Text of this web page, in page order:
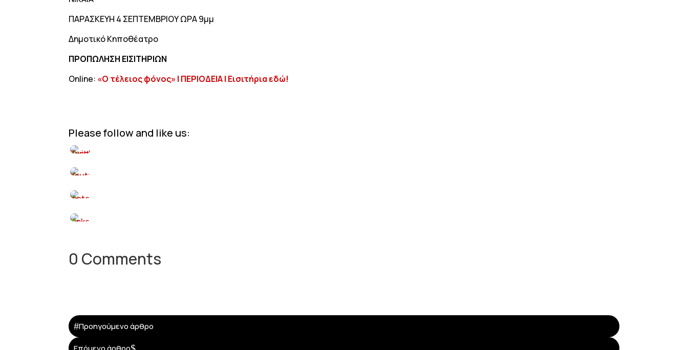
ΠΑΡΑΣΚΕΥΗ 4 ΣΕΠΤΕΜΒΡΙΟΥ ΩΡΑ 9μμ
Δημοτικό Κηποθέατρο
ΠΡΟΠΩΛΗΣΗ ΕΙΣΙΤΗΡΙΩΝ
Online: «Ο τέλειος φόνος» | ΠΕΡΙΟΔΕΙΑ | Εισιτήρια εδώ!
Please follow and like us:
0 Comments
#Προηγούμενο άρθρο